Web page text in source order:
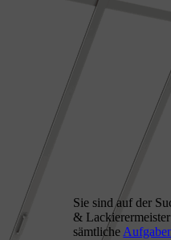
Sie sind auf der
&
sämtliche